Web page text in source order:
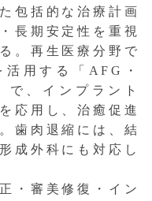
包括的な治療計画
長期安定性を重視
。再生医療分野で
用する「AFG・
で、インプラント
応用し、治癒促進
歯肉退縮には、結
成外科にも対応し
・審美修復・イン